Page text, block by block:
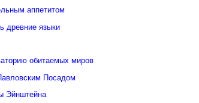
аппетитом
древние языки
обитаемых миров
Посадом
Эйнштейна